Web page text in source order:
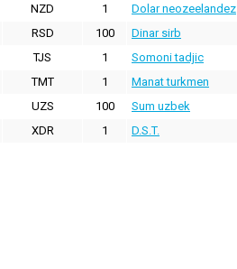
NZD
1 Dolar neozeelandez
RSD
100 Dinar sirb
TJS
1 Somoni tadjic
TMT
1 Manat turkmen
UZS
100 Sum uzbek
XDR
1 D.S.T.